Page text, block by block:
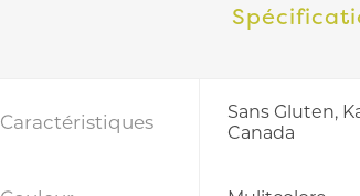
Caractéristiques
Sans Gluten,
Canada